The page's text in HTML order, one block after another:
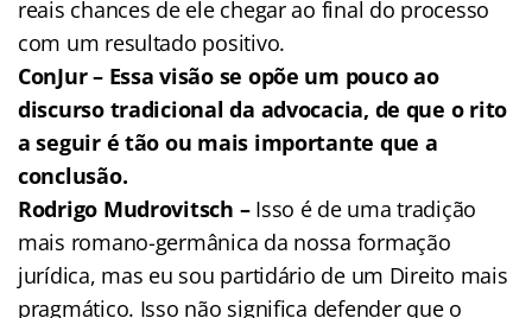
reais chances de ele chegar ao final do processo
com um resultado positivo.
ConJur – Essa visão se opõe um pouco ao
discurso tradicional da advocacia, de que o rito
a seguir é tão ou mais importante que a
conclusão.
Rodrigo Mudrovitsch –Isso é de uma tradição
mais romano-germânica da nossa formação
jurídica, mas eu sou partidário de um Direito mais
pragmático. Isso não significa defender que o